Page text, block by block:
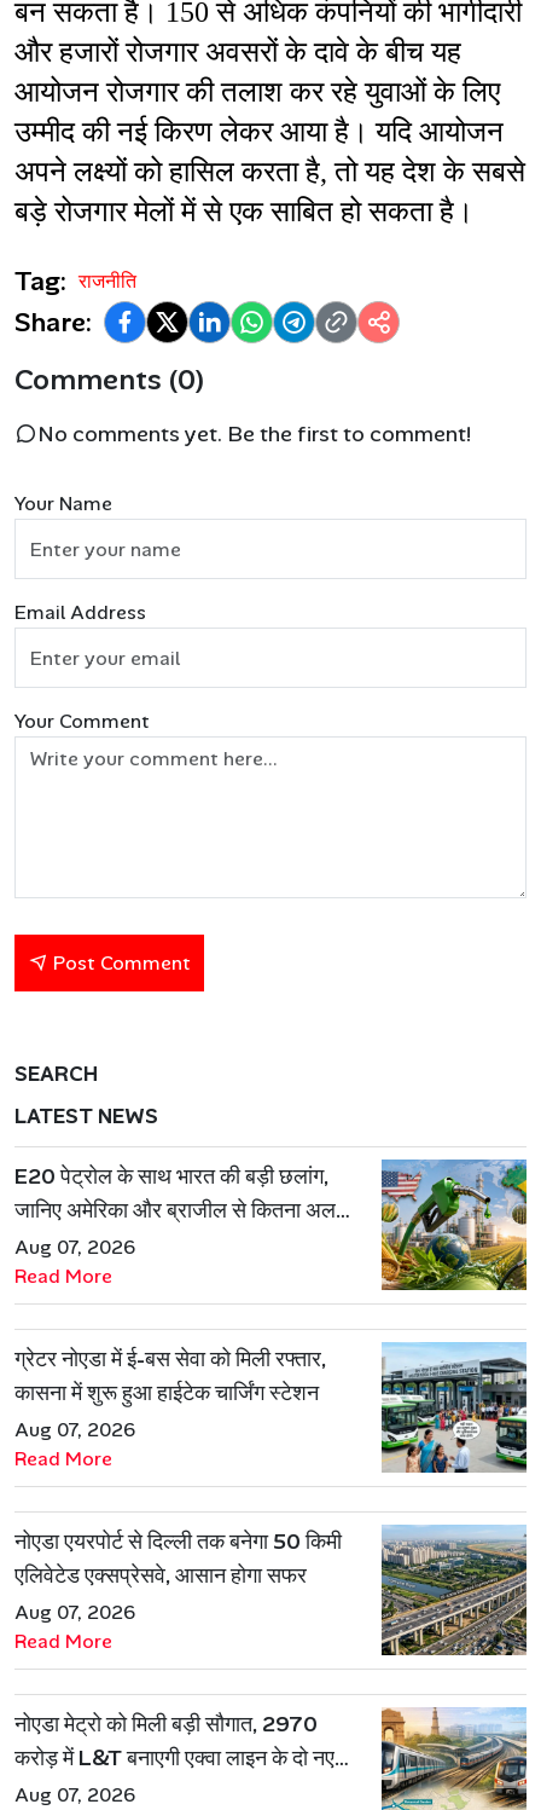
बन सकता है। 150 से अधिक कंपनियों की भागीदारी
और हजारों रोजगार अवसरों के दावे के बीच यह
आयोजन रोजगार की तलाश कर रहे युवाओं के लिए
उम्मीद की नई किरण लेकर आया है। यदि आयोजन
अपने लक्ष्यों को हासिल करता है, तो यह देश के सबसे
बड़े रोजगार मेलों में से एक साबित हो सकता है।
Tag: राजनीति
Share:
Comments (0)
No comments yet. Be the first to comment!
Your Name
Email Address
Your Comment
Post Comment
SEARCH
LATEST NEWS
E20 पेट्रोल के साथ भारत की बड़ी छलांग,
जानिए अमेरिका और ब्राजील से कितना अलग
है एथेनॉल मॉडल
Aug 07, 2026
Read More
ग्रेटर नोएडा में ई-बस सेवा को मिली रफ्तार,
कासना में शुरू हुआ हाईटेक चार्जिंग स्टेशन
Aug 07, 2026
Read More
नोएडा एयरपोर्ट से दिल्ली तक बनेगा 50 किमी
एलिवेटेड एक्सप्रेसवे, आसान होगा सफर
Aug 07, 2026
Read More
नोएडा मेट्रो को मिली बड़ी सौगात, 2970
करोड़ में L&T बनाएगी एक्वा लाइन के दो नए
रूट
Aug 07, 2026